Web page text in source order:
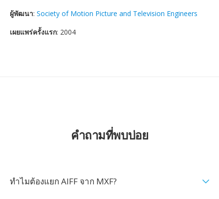
ผู้พัฒนา: Society of Motion Picture and Television Engineers
เผยแพร่ครั้งแรก: 2004
คำถามที่พบบ่อย
ทำไมต้องแยก AIFF จาก MXF?